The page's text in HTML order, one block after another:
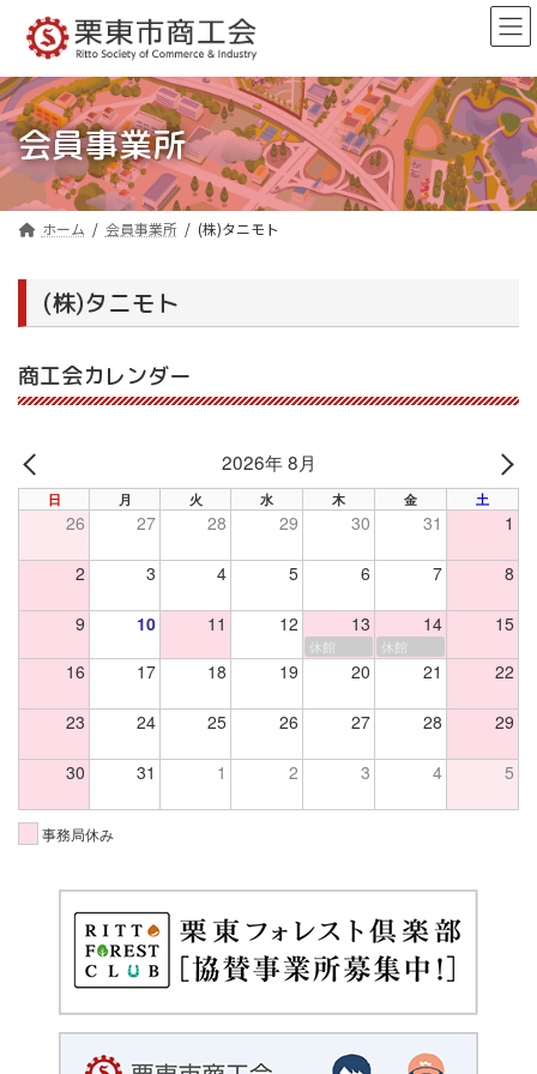
ン
ツ
へ
ス
キ
ッ
ー
シ
ョ
ン
に
移
会員事業所
ホーム 会員事業所 (株)タニモト
(株)タニモト
商工会カレンダー
PREV
2026年 8月
日 月 火 水 木 金 土
26 27 28 29 30 31 1
2 3 4 5 6 7 8
9 10 11 12 13 14 15
休館 休館
16 17 18 19 20 21 22
23 24 25 26 27 28 29
30 31 1 2 3 4 5
事務局休み